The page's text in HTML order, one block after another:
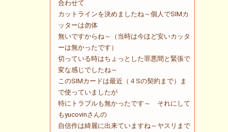
合わせて
カットラインを決めましたね～個人でSIMカ
ッターは勿体
無いですからね～（当時は今ほど安いカッタ
ーは無かったです）
切っている時はちょっとした罪悪間と緊張で
変な感じでしたね～
このSIMカードは最近（４Sの契約まで）ま
で使っていましたが
特にトラブルも無かったです～ それにして
もyucovinさんの
自信作は綺麗に出来ていますね～ヤスリまで